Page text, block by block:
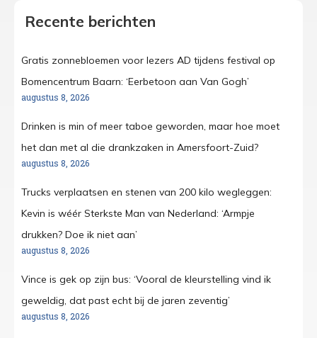
Recente berichten
Gratis zonnebloemen voor lezers AD tijdens festival op
Bomencentrum Baarn: ‘Eerbetoon aan Van Gogh’
augustus 8, 2026
Drinken is min of meer taboe geworden, maar hoe moet
het dan met al die drankzaken in Amersfoort-Zuid?
augustus 8, 2026
Trucks verplaatsen en stenen van 200 kilo wegleggen:
Kevin is wéér Sterkste Man van Nederland: ‘Armpje
drukken? Doe ik niet aan’
augustus 8, 2026
Vince is gek op zijn bus: ‘Vooral de kleurstelling vind ik
geweldig, dat past echt bij de jaren zeventig’
augustus 8, 2026